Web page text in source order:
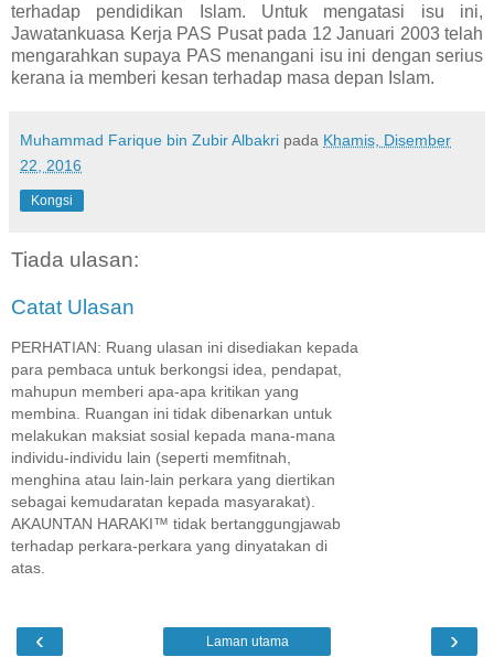
terhadap pendidikan Islam. Untuk mengatasi isu ini,
Jawatankuasa Kerja PAS Pusat pada 12 Januari 2003 telah
mengarahkan supaya PAS menangani isu ini dengan serius
kerana ia memberi kesan terhadap masa depan Islam.
Muhammad Farique bin Zubir Albakri pada Khamis, Disember
22, 2016
Kongsi
Tiada ulasan:
Catat Ulasan
PERHATIAN: Ruang ulasan ini disediakan kepada
para pembaca untuk berkongsi idea, pendapat,
mahupun memberi apa-apa kritikan yang
membina. Ruangan ini tidak dibenarkan untuk
melakukan maksiat sosial kepada mana-mana
individu-individu lain (seperti memfitnah,
menghina atau lain-lain perkara yang diertikan
sebagai kemudaratan kepada masyarakat).
AKAUNTAN HARAKI™ tidak bertanggungjawab
terhadap perkara-perkara yang dinyatakan di
atas.
‹ ›
Laman utama